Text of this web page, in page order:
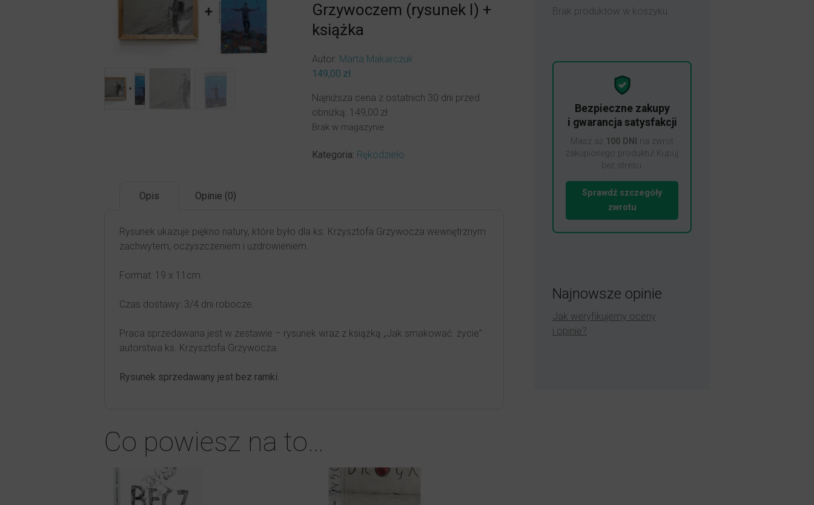
Grzywoczem (rysunek I) +
książka
Autor: Marta Makarczuk
149,00 zł
Najniższa cena z ostatnich 30 dni przed
obniżką: 149,00 zł
Brak w magazynie
Kategoria: Rękodzieło
Opis Opinie (0)
Rysunek ukazuje piękno natury, które było dla ks. Krzysztofa Grzywocza wewnętrznym
zachwytem, oczyszczeniem i uzdrowieniem.
Format: 19 x 11cm.
Czas dostawy: 3/4 dni robocze.
Praca sprzedawana jest w zestawie – rysunek wraz z książką „Jak smakować życie”
autorstwa ks. Krzysztofa Grzywocza.
Rysunek sprzedawany jest bez ramki.
Co powiesz na to…
Brak produktów w koszyku.
Bezpieczne zakupy
i gwarancja satysfakcji
Masz aż 100 DNI
na zwrot
zakupionego produktu! Kupuj
bez stresu.
Sprawdź szczegóły
zwrotu
Najnowsze opinie
Jak weryfikujemy oceny
i opinie?